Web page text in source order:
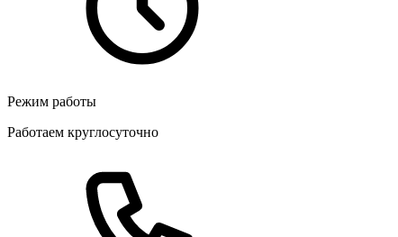
Режим работы
Работаем круглосуточно